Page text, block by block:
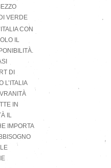
VERDE
CON
IL
DI
L’ITALIA
IN
IL
IMPORTA